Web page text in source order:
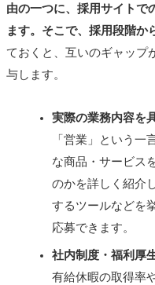
由の一つに、採用サイトで
ます。そこで、採用段階か
ておくと、互いのギャップ
与します。
実際の業務内容を
「営業」という一
な商品・サービス
のかを詳しく紹介
するツールなどを
応募できます。
社内制度・福利厚
有給休暇の取得率